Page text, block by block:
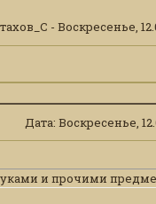
- Воскресенье,
Дата: Воскресенье,
и прочими